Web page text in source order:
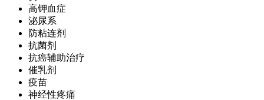
高钾血症
泌尿系
防粘连剂
抗菌剂
抗癌辅助治疗
催乳剂
疫苗
神经性疼痛